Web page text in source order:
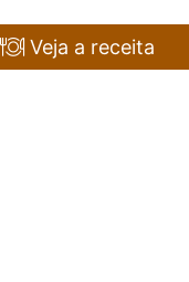
Veja a receita